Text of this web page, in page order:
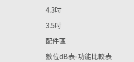
4.3吋
3.5吋
配件區
數位dB表-功能比較表